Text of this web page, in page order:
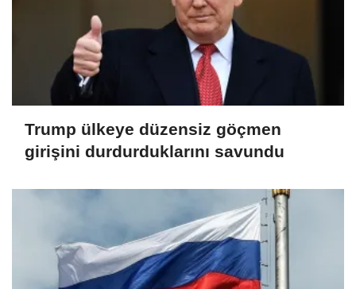
Trump ülkeye düzensiz göçmen
girişini durdurduklarını savundu